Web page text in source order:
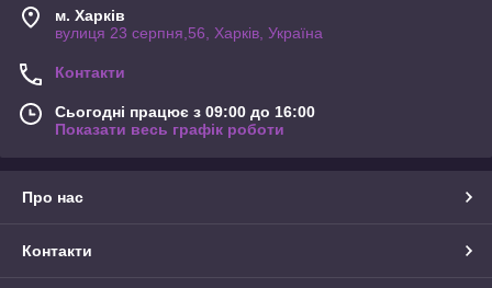
м. Харків
вулиця 23 серпня,56, Харків, Україна
Контакти
Сьогодні працює з 09:00 до 16:00
Показати весь графік роботи
Про нас
Контакти